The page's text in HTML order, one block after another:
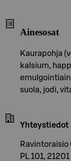
Ainesosat
Kaurapohja
kalsium,
suola, jodi,
Yhteystiedot
Ravintoraisio
PL 101,